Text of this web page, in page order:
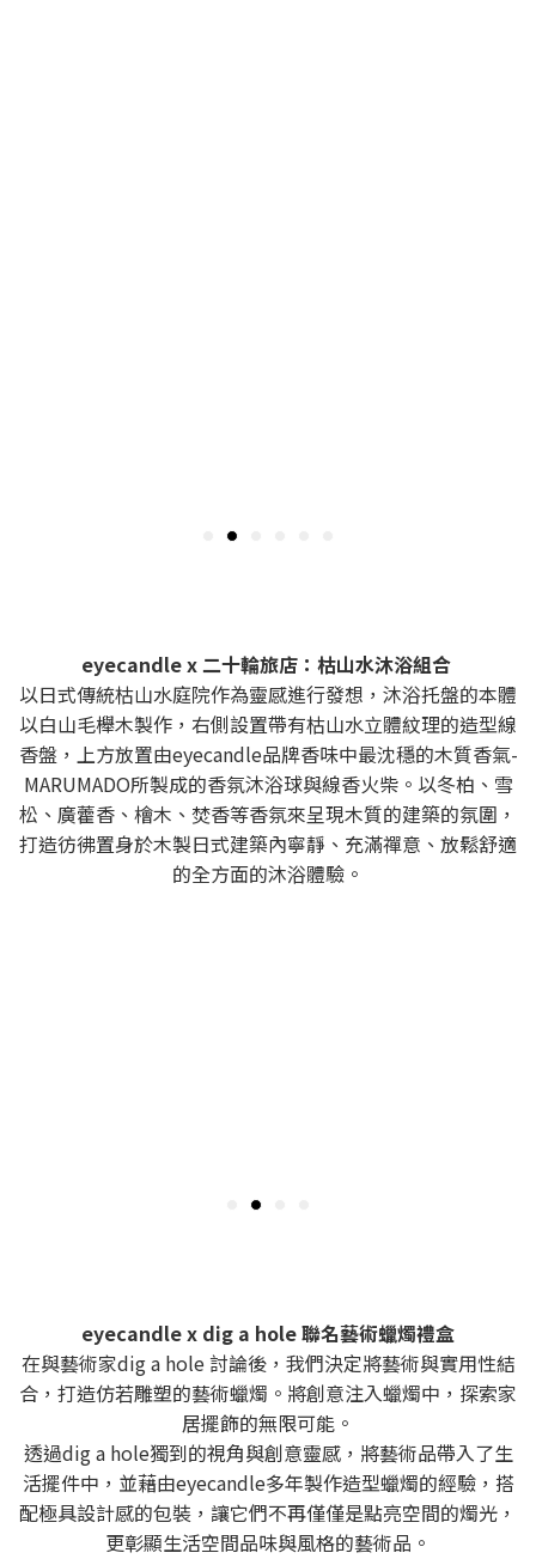
eyecandle x 二十輪旅店：枯山水沐浴組合
以日式傳統枯山水庭院作為靈感進行發想，沐浴托盤的本體
以白山毛櫸木製作，右側設置帶有枯山水立體紋理的造型線
香盤，上方放置由eyecandle品牌香味中最沈穩的木質香氣-
MARUMADO所製成的香氛沐浴球與線香火柴。以冬柏、雪
松、廣藿香、檜木、焚香等香氛來呈現木質的建築的氛圍，
打造彷彿置身於木製日式建築內寧靜、充滿禪意、放鬆舒適
的全方面的沐浴體驗。
eyecandle x dig a hole 聯名藝術蠟燭禮盒
在與藝術家dig a hole 討論後，我們決定將藝術與實用性結
合，打造仿若雕塑的藝術蠟燭。將創意注入蠟燭中，探索家
居擺飾的無限可能。
透過dig a hole獨到的視角與創意靈感，將藝術品帶入了生
活擺件中，並藉由eyecandle多年製作造型蠟燭的經驗，搭
配極具設計感的包裝，讓它們不再僅僅是點亮空間的燭光，
更彰顯生活空間品味與風格的藝術品。